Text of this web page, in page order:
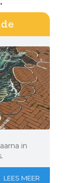
in
LEES MEER